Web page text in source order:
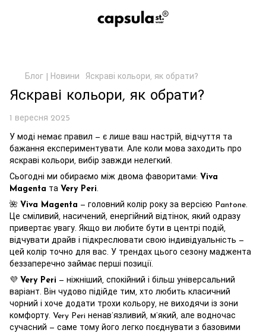
Блог | Новини Яскраві кольори, як обрати?
Яскраві кольори, як обрати?
1 вересня 2025
У моді немає правил — є лише ваш настрій, відчуття та
бажання експериментувати. Але коли мова заходить про
яскраві кольори, вибір завжди нелегкий.
Сьогодні ми обираємо між двома фаворитами: Viva
Magenta та Very Peri.
🌺 Viva Magenta — головний колір року за версією Pantone.
Це сміливий, насичений, енергійний відтінок, який одразу
привертає увагу. Якщо ви любите бути в центрі подій,
відчувати драйв і підкреслювати свою індивідуальність —
цей колір точно для вас. У трендах цього сезону маджента
беззаперечно займає перші позиції.
💜 Very Peri — ніжніший, спокійний і більш універсальний
варіант. Він чудово підійде тим, хто любить класичний
чорний і хоче додати трохи кольору, не виходячи із зони
комфорту. Very Peri ненав’язливий, м’який, але водночас
сучасний — саме тому його легко поєднувати з базовими